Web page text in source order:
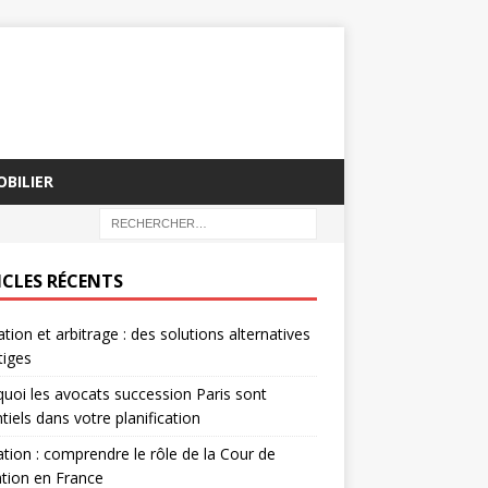
RÉCENTS
et arbitrage : des solutions alternatives
les avocats succession Paris sont
dans votre planification
: comprendre le rôle de la Cour de
en France